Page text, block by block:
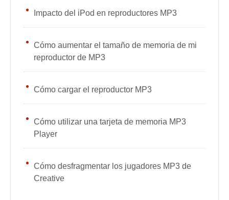
Impacto del iPod en reproductores MP3
Cómo aumentar el tamaño de memoria de mi
reproductor de MP3
Cómo cargar el reproductor MP3
Cómo utilizar una tarjeta de memoria MP3
Player
Cómo desfragmentar los jugadores MP3 de
Creative